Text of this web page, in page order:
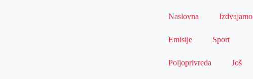
Naslovna Izdvajamo
Emisije Sport
Poljoprivreda Još